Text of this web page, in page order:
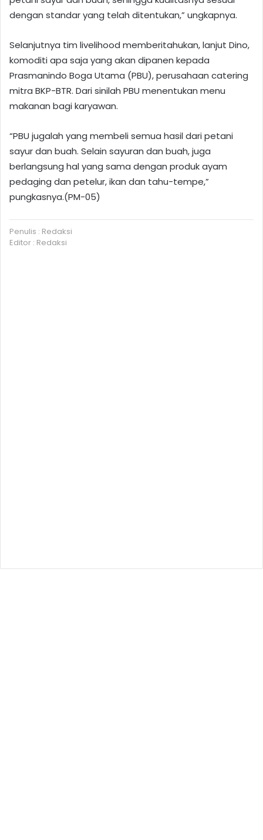
dengan standar yang telah ditentukan,” ungkapnya.
Selanjutnya tim livelihood memberitahukan, lanjut Dino,
komoditi apa saja yang akan dipanen kepada
Prasmanindo Boga Utama (PBU), perusahaan catering
mitra BKP-BTR. Dari sinilah PBU menentukan menu
makanan bagi karyawan.
“PBU jugalah yang membeli semua hasil dari petani
sayur dan buah. Selain sayuran dan buah, juga
berlangsung hal yang sama dengan produk ayam
pedaging dan petelur, ikan dan tahu-tempe,”
pungkasnya.(PM-05)
Penulis : Redaksi
Editor : Redaksi